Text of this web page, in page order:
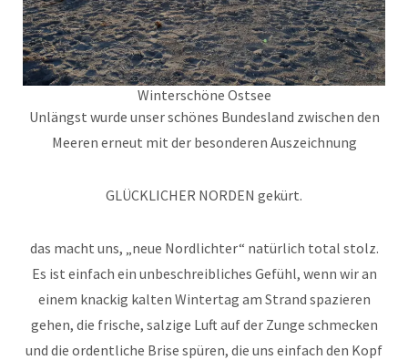
Winterschöne Ostsee
Unlängst wurde unser schönes Bundesland zwischen den
Meeren erneut mit der besonderen Auszeichnung
GLÜCKLICHER NORDEN gekürt.
das macht uns, „neue Nordlichter“ natürlich total stolz.
Es ist einfach ein unbeschreibliches Gefühl, wenn wir an
einem knackig kalten Wintertag am Strand spazieren
gehen, die frische, salzige Luft auf der Zunge schmecken
und die ordentliche Brise spüren, die uns einfach den Kopf